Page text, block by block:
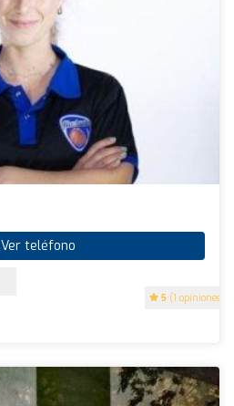
5 (1 opiniones)
Ver teléfono